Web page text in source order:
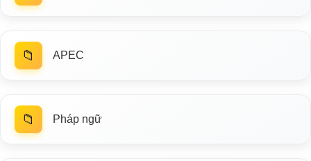
📁 APEC
📁 Pháp ngữ